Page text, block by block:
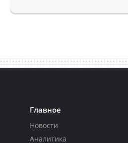
Главное
Новости
Аналитика